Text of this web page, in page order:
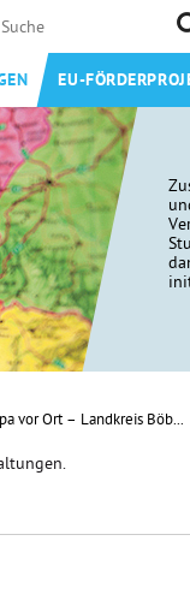
EU-
vor Ort – Landkreis Böb...